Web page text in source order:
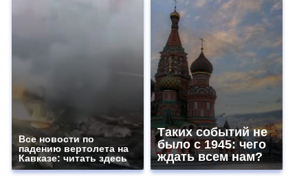
Все новости по
падению вертолета на
Кавказе: читать здесь
Таких событий не
было с 1945: чего
ждать всем нам?